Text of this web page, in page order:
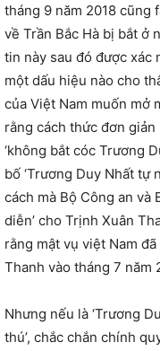
tháng 9 năm 2018 cũng
về Trần Bắc Hà bị bắt ở
tin này sau đó được xác
một dấu hiệu nào cho
của Việt Nam muốn mở
rằng cách thức đơn
‘không bắt cóc Trương
bố ‘Trương Duy Nhất tự
cách mà Bộ Công an và
diễn’ cho Trịnh Xuân
rằng mật vụ việt Nam
Thanh vào tháng 7 năm
Nhưng nếu là ‘Trương
thú’, chắc chắn chính